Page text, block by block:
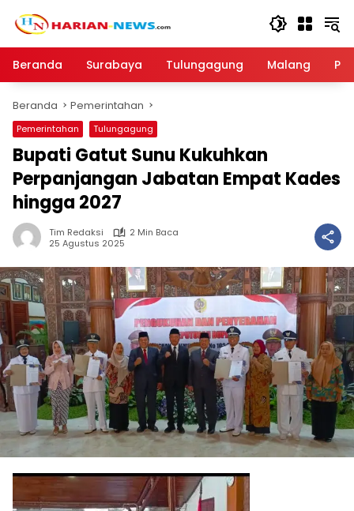
Beranda
Surabaya Tulungagung Malang
Beranda Pemerintahan
Pemerintahan Tulungagung
Bupati Gatut Sunu Kukuhkan
Perpanjangan Jabatan Empat Kades
hingga 2027
Tim Redaksi
2 Min Baca
25 Agustus 2025